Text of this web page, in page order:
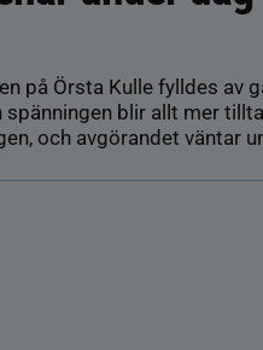
på Örsta Kulle fylldes av
blir allt mer
och avgörandet väntar